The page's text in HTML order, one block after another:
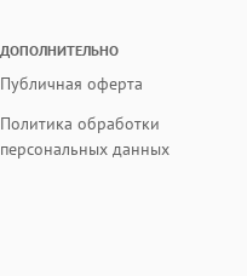
ДОПОЛНИТЕЛЬНО
Публичная оферта
Политика обработки
персональных данных